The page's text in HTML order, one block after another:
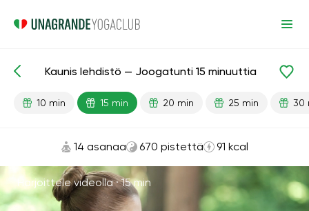
Valmiit oppitunnit Lehdistö
Kaunis lehdistö — Joogatunti 15 minuuttia
10 min 15 min 20 min 25 min 30
14 asanaa 670 pistettä 91 kcal
Harjoittele videolla ·15 min